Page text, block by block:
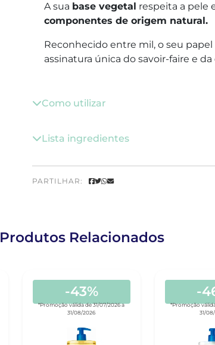
A sua base vegetal respeita a pele
componentes de origem natural.
Reconhecido entre mil, o seu papel
assinatura única do savoir-faire e
Como utilizar
Lista ingredientes
PARTILHAR:
Produtos Relacionados
-43%
*Promoção válida de 31/07/2026 a
31/08/2026
-
*Promoção
31/